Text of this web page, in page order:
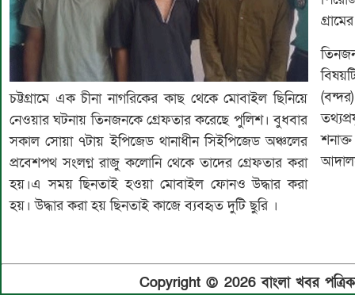
চট্টগ্রামে এক চীনা নাগরিকের কাছ থেকে মোবাইল ছিনিয়ে
নেওয়ার ঘটনায় তিনজনকে গ্রেফতার করেছে পুলিশ। বুধবার
সকাল সোয়া ৭টায় ইপিজেড থানাধীন সিইপিজেড অঞ্চলের
প্রবেশপথ সংলগ্ন রাজু কলোনি থেকে তাদের গ্রেফতার করা
হয়।এ সময় ছিনতাই হওয়া মোবাইল ফোনও উদ্ধার করা
হয়। উদ্ধার করা হয় ছিনতাই কাজে ব্যবহৃত দুটি ছুরি ।
Copyright © 2026 বাংলা খবর